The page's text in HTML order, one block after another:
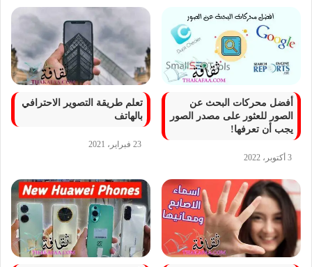
أفضل محركات البحث عن
الصور للعثور على مصدر الصور
يجب أن تعرفها!
3 أكتوبر، 2022
تعلم طريقة التصوير الاحترافي
بالهاتف
23 فبراير، 2021